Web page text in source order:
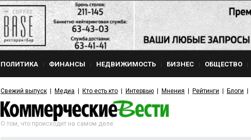
ПОЛИТИКА ФИНАНСЫ НЕДВИЖИМОСТЬ БИЗНЕС ОБЩЕСТВО
Свежий выпуск Медиа Кто есть кто Интервью Мнения Рейтинги Блоги
О том, что происходит на самом деле